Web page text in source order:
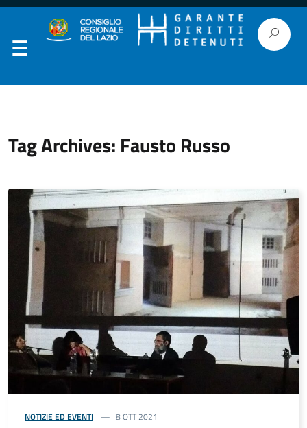
Tag Archives: Fausto Russo
NOTIZIE ED EVENTI 8 OTT 2021